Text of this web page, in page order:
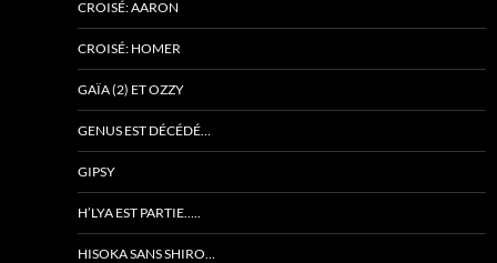
CROISÉ: AARON
CROISÉ: HOMER
GAÏA (2) ET OZZY
GENUS EST DÉCÉDÉ…
GIPSY
H’LYA EST PARTIE…..
HISOKA SANS SHIRO…